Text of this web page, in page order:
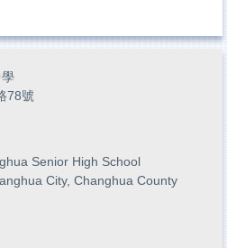
78號
Senior High School
City, Changhua County